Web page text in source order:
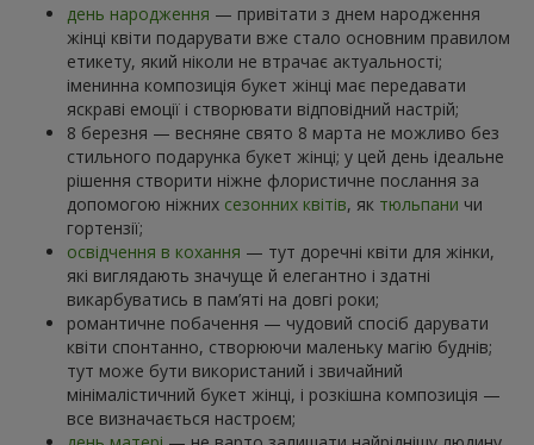
день народження — привітати з днем народження
жінці квіти подарувати вже стало основним правилом
етикету, який ніколи не втрачає актуальності;
іменинна композиція букет жінці має передавати
яскраві емоції і створювати відповідний настрій;
8 березня — весняне свято 8 марта не можливо без
стильного подарунка букет жінці; у цей день ідеальне
рішення створити ніжне флористичне послання за
допомогою ніжних сезонних квітів, як тюльпани чи
гортензії;
освідчення в кохання — тут доречні квіти для жінки,
які виглядають значуще й елегантно і здатні
викарбуватись в пам’яті на довгі роки;
романтичне побачення — чудовий спосіб дарувати
квіти спонтанно, створюючи маленьку магію буднів;
тут може бути використаний і звичайний
мінімалістичний букет жінці, і розкішна композиція —
все визначається настроєм;